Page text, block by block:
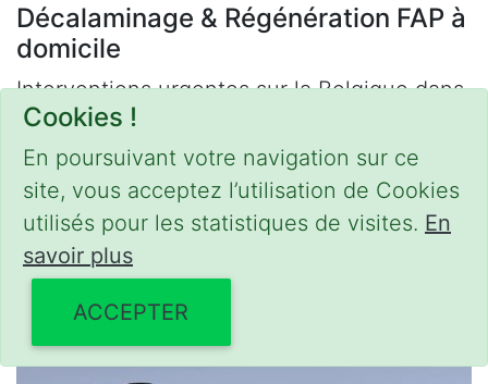
Cookies !
En poursuivant votre navigation sur ce
site, vous acceptez l’utilisation de Cookies
utilisés pour les statistiques de visites. En
savoir plus
ACCEPTER
Décalaminage & Régénération FAP à
domicile
Interventions urgentes sur la Belgique dans
les régions suivantes :
Bruxelles,Brabant Wallon ,Brabant Flamand
Hainaut,Liège,Mons ,Namur,Anvers,
Limbourg,Flandre Occidentale, Flandre
Orientale,Province du Luxembourg